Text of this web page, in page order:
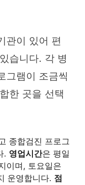
관이 있어 편
습니다. 각 병
그램이 조금씩
한 곳을 선택
종합검진 프로그
. 영업시간은 평일
이며, 토요일은
운영합니다. 점